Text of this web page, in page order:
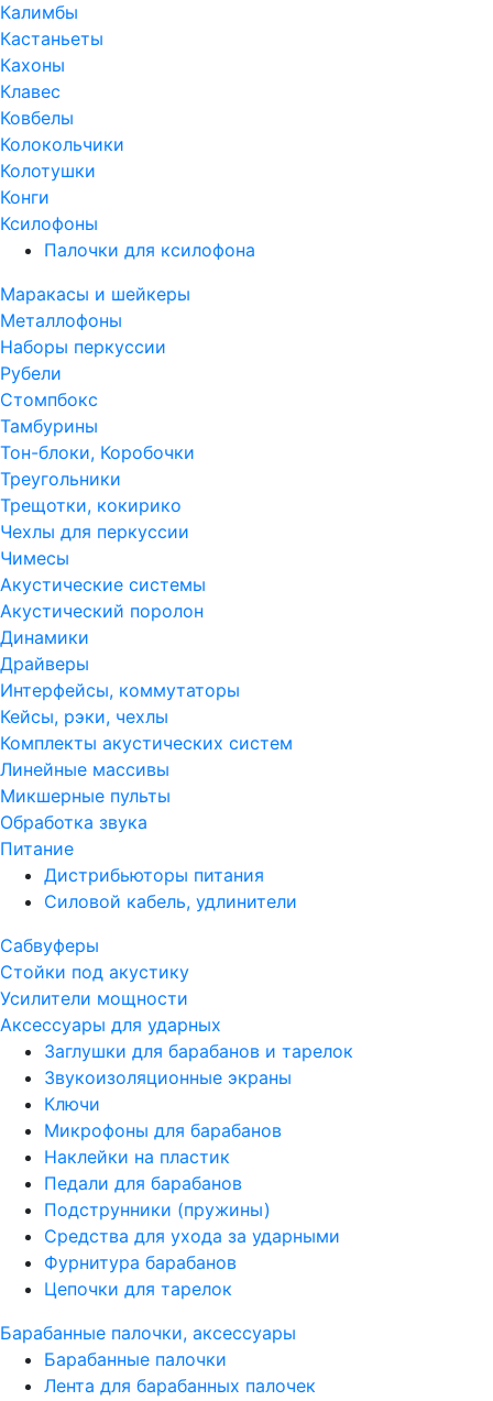
Калимбы
Кастаньеты
Кахоны
Клавес
Ковбелы
Колокольчики
Колотушки
Конги
Ксилофоны
Палочки для ксилофона
Маракасы и шейкеры
Металлофоны
Наборы перкуссии
Рубели
Стомпбокс
Тамбурины
Тон-блоки, Коробочки
Треугольники
Трещотки, кокирико
Чехлы для перкуссии
Чимесы
Акустические системы
Акустический поролон
Динамики
Драйверы
Интерфейсы, коммутаторы
Кейсы, рэки, чехлы
Комплекты акустических систем
Линейные массивы
Микшерные пульты
Обработка звука
Питание
Дистрибьюторы питания
Силовой кабель, удлинители
Сабвуферы
Стойки под акустику
Усилители мощности
Аксессуары для ударных
Заглушки для барабанов и тарелок
Звукоизоляционные экраны
Ключи
Микрофоны для барабанов
Наклейки на пластик
Педали для барабанов
Подструнники (пружины)
Средства для ухода за ударными
Фурнитура барабанов
Цепочки для тарелок
Барабанные палочки, аксессуары
Барабанные палочки
Лента для барабанных палочек